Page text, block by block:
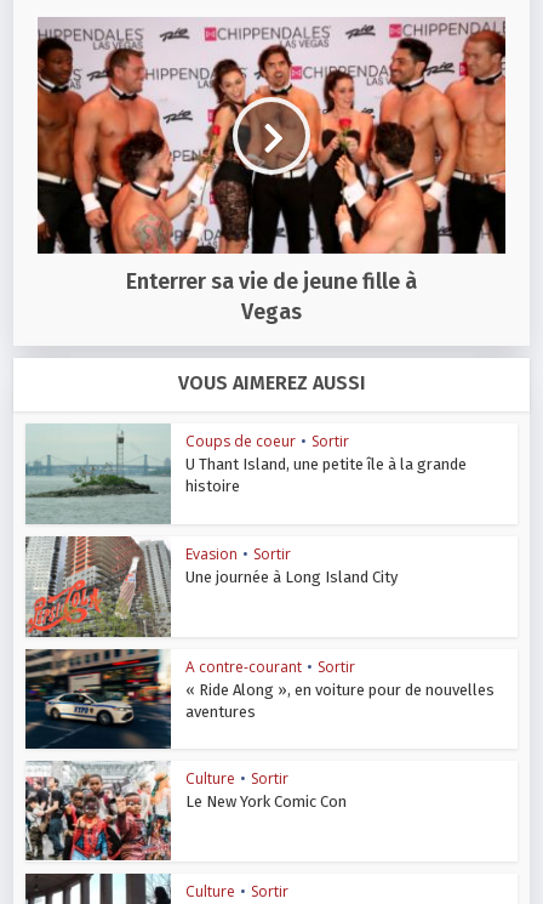
Enterrer sa vie de jeune fille à
Vegas
VOUS AIMEREZ AUSSI
Coups de coeur • Sortir
U Thant Island, une petite île à la grande
histoire
Evasion • Sortir
Une journée à Long Island City
A contre-courant • Sortir
« Ride Along », en voiture pour de nouvelles
aventures
Culture • Sortir
Le New York Comic Con
Culture • Sortir